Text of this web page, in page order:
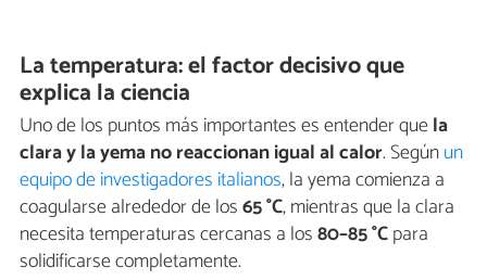
La temperatura: el factor decisivo que
explica la ciencia
Uno de los puntos más importantes es entender quela
clara y la yema no reaccionan igual al calor. Segúnun
equipo de investigadores italianos, la yema comienza a
coagularse alrededor de los65 °C, mientras que la clara
necesita temperaturas cercanas a los80–85 °Cpara
solidificarse completamente.